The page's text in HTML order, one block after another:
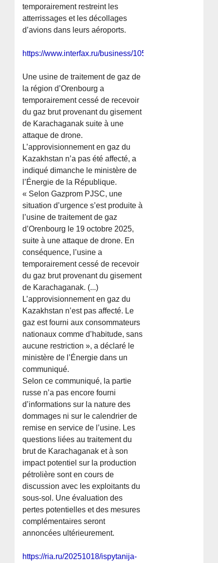
temporairement restreint les
atterrissages et les décollages
d’avions dans leurs aéroports.
https://www.interfax.ru/business/1053475
Une usine de traitement de gaz de
la région d’Orenbourg a
temporairement cessé de recevoir
du gaz brut provenant du gisement
de Karachaganak suite à une
attaque de drone.
L’approvisionnement en gaz du
Kazakhstan n’a pas été affecté, a
indiqué dimanche le ministère de
l’Énergie de la République.
« Selon Gazprom PJSC, une
situation d’urgence s’est produite à
l’usine de traitement de gaz
d’Orenbourg le 19 octobre 2025,
suite à une attaque de drone. En
conséquence, l’usine a
temporairement cessé de recevoir
du gaz brut provenant du gisement
de Karachaganak. (...)
L’approvisionnement en gaz du
Kazakhstan n’est pas affecté. Le
gaz est fourni aux consommateurs
nationaux comme d’habitude, sans
aucune restriction », a déclaré le
ministère de l’Énergie dans un
communiqué.
Selon ce communiqué, la partie
russe n’a pas encore fourni
d’informations sur la nature des
dommages ni sur le calendrier de
remise en service de l’usine. Les
questions liées au traitement du
brut de Karachaganak et à son
impact potentiel sur la production
pétrolière sont en cours de
discussion avec les exploitants du
sous-sol. Une évaluation des
pertes potentielles et des mesures
complémentaires seront
annoncées ultérieurement.
https://ria.ru/20251018/ispytanija-